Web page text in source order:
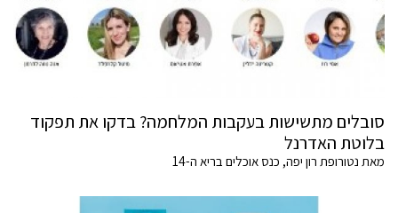
סובלים מתשישות בעקבות המלחמה? בדקו את תפקוד
בלוטת האדרנל
מאת נטורופת רון יפה, כנס אוכלים בריא ה-14